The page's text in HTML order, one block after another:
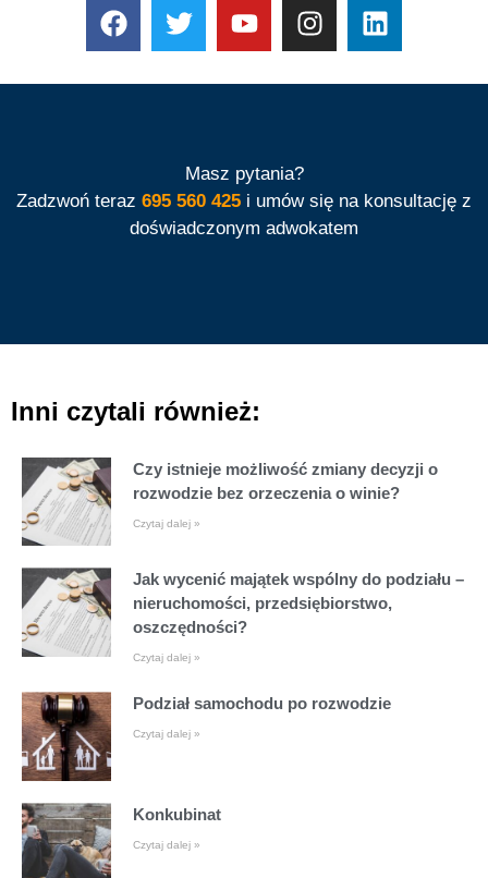
Masz pytania?
Zadzwoń teraz 695 560 425 i umów się na konsultację z
doświadczonym adwokatem
Inni czytali również:
Czy istnieje możliwość zmiany decyzji o
rozwodzie bez orzeczenia o winie?
Czytaj dalej »
Jak wycenić majątek wspólny do podziału –
nieruchomości, przedsiębiorstwo,
oszczędności?
Czytaj dalej »
Podział samochodu po rozwodzie
Czytaj dalej »
Konkubinat
Czytaj dalej »